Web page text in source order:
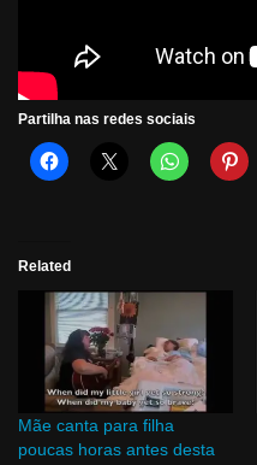
Partilha nas redes sociais
Related
Mãe canta para filha
poucas horas antes desta